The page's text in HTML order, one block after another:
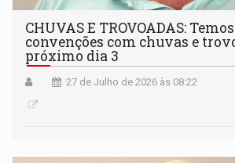
CHUVAS E TROVOADAS:
convenções com chuvas e
próximo dia 3
27 de Julho de 2026 às 08:22